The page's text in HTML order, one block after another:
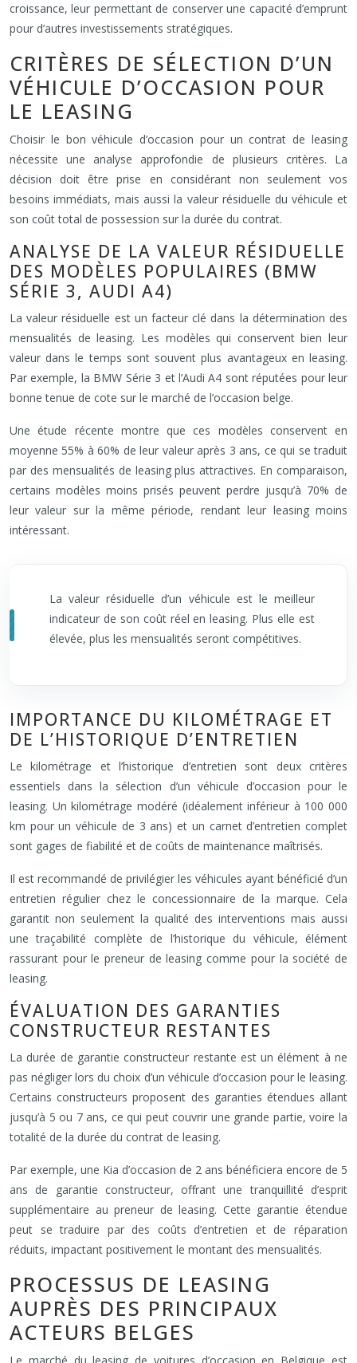
croissance, leur permettant de conserver une capacité d’emprunt
pour d’autres investissements stratégiques.
CRITÈRES DE SÉLECTION D’UN
VÉHICULE D’OCCASION POUR
LE LEASING
Choisir le bon véhicule d’occasion pour un contrat de leasing
nécessite une analyse approfondie de plusieurs critères. La
décision doit être prise en considérant non seulement vos
besoins immédiats, mais aussi la valeur résiduelle du véhicule et
son coût total de possession sur la durée du contrat.
ANALYSE DE LA VALEUR RÉSIDUELLE
DES MODÈLES POPULAIRES (BMW
SÉRIE 3, AUDI A4)
La valeur résiduelle est un facteur clé dans la détermination des
mensualités de leasing. Les modèles qui conservent bien leur
valeur dans le temps sont souvent plus avantageux en leasing.
Par exemple, la BMW Série 3 et l’Audi A4 sont réputées pour leur
bonne tenue de cote sur le marché de l’occasion belge.
Une étude récente montre que ces modèles conservent en
moyenne 55% à 60% de leur valeur après 3 ans, ce qui se traduit
par des mensualités de leasing plus attractives. En comparaison,
certains modèles moins prisés peuvent perdre jusqu’à 70% de
leur valeur sur la même période, rendant leur leasing moins
intéressant.
La valeur résiduelle d’un véhicule est le meilleur
indicateur de son coût réel en leasing. Plus elle est
élevée, plus les mensualités seront compétitives.
IMPORTANCE DU KILOMÉTRAGE ET
DE L’HISTORIQUE D’ENTRETIEN
Le kilométrage et l’historique d’entretien sont deux critères
essentiels dans la sélection d’un véhicule d’occasion pour le
leasing. Un kilométrage modéré (idéalement inférieur à 100 000
km pour un véhicule de 3 ans) et un carnet d’entretien complet
sont gages de fiabilité et de coûts de maintenance maîtrisés.
Il est recommandé de privilégier les véhicules ayant bénéficié d’un
entretien régulier chez le concessionnaire de la marque. Cela
garantit non seulement la qualité des interventions mais aussi
une traçabilité complète de l’historique du véhicule, élément
rassurant pour le preneur de leasing comme pour la société de
leasing.
ÉVALUATION DES GARANTIES
CONSTRUCTEUR RESTANTES
La durée de garantie constructeur restante est un élément à ne
pas négliger lors du choix d’un véhicule d’occasion pour le leasing.
Certains constructeurs proposent des garanties étendues allant
jusqu’à 5 ou 7 ans, ce qui peut couvrir une grande partie, voire la
totalité de la durée du contrat de leasing.
Par exemple, une Kia d’occasion de 2 ans bénéficiera encore de 5
ans de garantie constructeur, offrant une tranquillité d’esprit
supplémentaire au preneur de leasing. Cette garantie étendue
peut se traduire par des coûts d’entretien et de réparation
réduits, impactant positivement le montant des mensualités.
PROCESSUS DE LEASING
AUPRÈS DES PRINCIPAUX
ACTEURS BELGES